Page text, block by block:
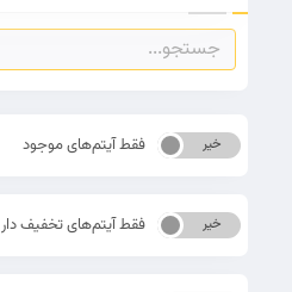
بله خیر فقط آیتم‌های موجود
بله خیر فقط آیتم‌های تخفیف دار